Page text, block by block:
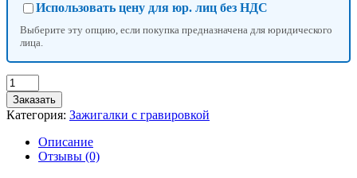
Использовать цену для юр. лиц без НДС
Выберите эту опцию, если покупка предназначена для юридического
лица.
Количество
товара
МЕТАЛЛИЧЕСКАЯ
ЗАЖИГАЛКА
ПЬЕЗО
(ГАЗ)
Заказать
Категория: Зажигалки с гравировкой
Описание
Отзывы (0)